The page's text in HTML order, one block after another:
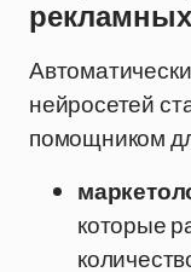
нейросетей
помощником
которые